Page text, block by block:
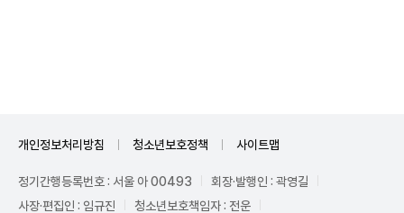
개인정보처리방침 청소년보호정책 사이트맵
정기간행등록번호 : 서울 아 00493
회장·발행인 : 곽영길
사장·편집인 : 임규진
청소년보호책임자 : 전운